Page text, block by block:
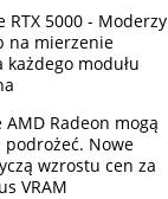
RTX 5000 - Moderzy
na mierzenie
modułu
Radeon mogą
Nowe
wzrostu cen za
VRAM